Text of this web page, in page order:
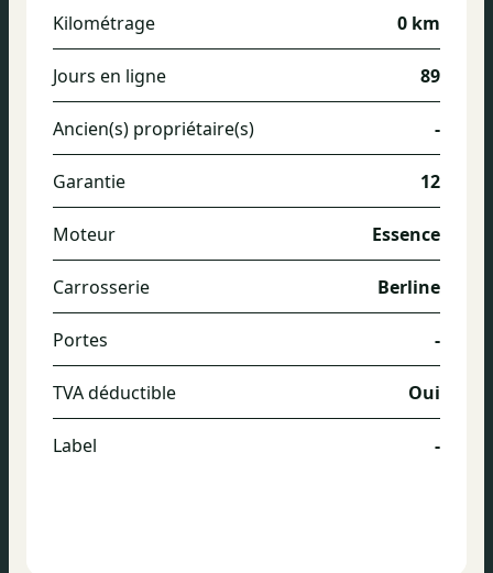
Kilométrage 0 km
Jours en ligne 89
Ancien(s) propriétaire(s) -
Garantie 12
Moteur Essence
Carrosserie Berline
Portes -
TVA déductible Oui
Label -